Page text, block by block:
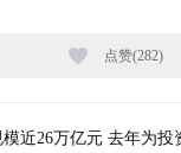
点赞(282)
近26万亿元 去年为投